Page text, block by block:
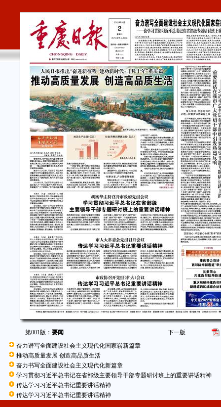
第001版：要闻
下一版
奋力谱写全面建设社会主义现代化国家崭新篇章
推动高质量发展 创造高品质生活
奋力书写全面建设社会主义现代化新篇章
学习贯彻习近平总书记在省部级主要领导干部专题研讨班上的重要讲话精神
传达学习习近平总书记重要讲话精神
传达学习习近平总书记重要讲话精神